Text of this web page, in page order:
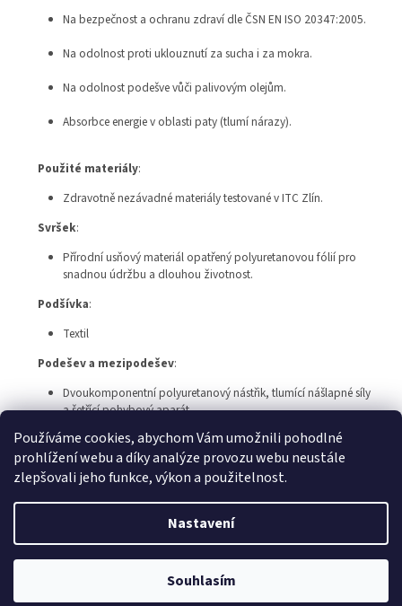
Používáme cookies, abychom Vám umožnili pohodlné
prohlížení webu a díky analýze provozu webu neustále
zlepšovali jeho funkce, výkon a použitelnost.
Nastavení
Souhlasím
Na bezpečnost a ochranu zdraví dle ČSN EN ISO 20347:2005.
Na odolnost proti uklouznutí za sucha i za mokra.
Na odolnost podešve vůči palivovým olejům.
Absorbce energie v oblasti paty (tlumí nárazy).
Použité materiály:
Zdravotně nezávadné materiály testované v ITC Zlín.
Svršek:
Přírodní usňový materiál opatřený polyuretanovou fólií pro
snadnou údržbu a dlouhou životnost.
Podšívka:
Textil
Podešev a mezipodešev:
Dvoukomponentní polyuretanový nástřik, tlumící nášlapné síly
a šetřící pohybový aparát.
Copyright 2026Pracovní oděvy Jiří Vyskočil. Všechna práva
vyhrazena.